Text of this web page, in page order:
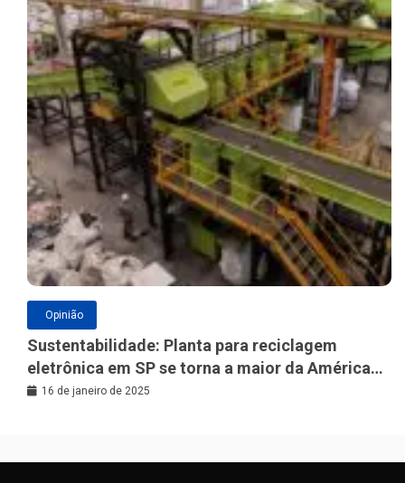
Opinião
Sustentabilidade: Planta para reciclagem
eletrônica em SP se torna a maior da América
Latina
16 de janeiro de 2025